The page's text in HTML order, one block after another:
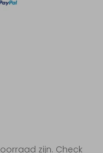
zijn. Check